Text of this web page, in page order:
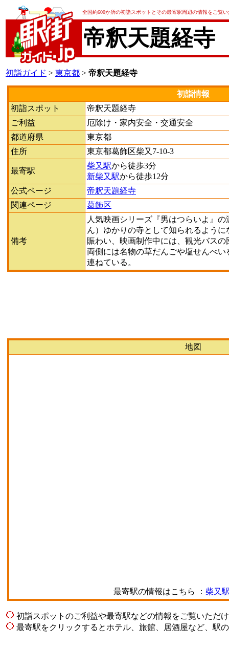
全国約600か所の初詣スポットとその最寄駅周辺の情報をご覧
帝釈天題経寺
初詣ガイド > 東京都 > 帝釈天題経寺
初詣情報
初詣スポット
帝釈天題経寺
ご利益
厄除け・家内安全・交通安全
都道府県
東京都
住所
東京都葛飾区柴又7-10-3
最寄駅
柴又駅から徒歩3分
新柴又駅から徒歩12分
公式ページ
帝釈天題経寺
関連ページ
葛飾区
備考
人気映画シリーズ『男はつらいよ』
ん）ゆかりの寺として知られるよう
賑わい、映画制作中には、観光バス
両側には名物の草だんごや塩せんべ
連ねている。
地図
最寄駅の情報はこちら ： 柴又
初詣スポットのご利益や最寄駅などの情報をご覧いただ
最寄駅をクリックするとホテル、旅館、居酒屋など、駅